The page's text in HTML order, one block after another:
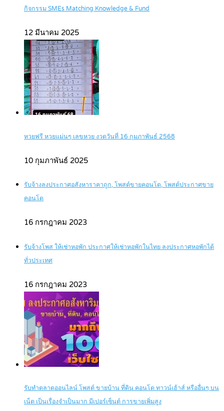
กิจกรรม SMEs Matching Knowledge & Fund
12 มีนาคม 2025
หวยฟรี หวยแม่นๆ เลขหวย งวดวันที่ 16 กุมภาพันธ์ 2568
10 กุมภาพันธ์ 2025
รับจ้างลงประกาศอสังหาราคาถูก, โพสต์ขายคอนโด, โพสต์ประกาศขาย
คอนโด
16 กรกฎาคม 2023
รับจ้างโพส ให้เช่าหอพัก ประกาศให้เช่าหอพักในไทย ลงประกาศหอพักได้
ทั่วประเทศ
16 กรกฎาคม 2023
รับทำตลาดออนไลน์ โพสต์ ขายบ้าน ที่ดิน คอนโด ทาวน์เฮ้าส์ หรืออื่นๆ บน
เน็ต เป็นเรื่องจำเป็นมาก มีเปอร์เซ็นต์ การขายเพิ่มสูง